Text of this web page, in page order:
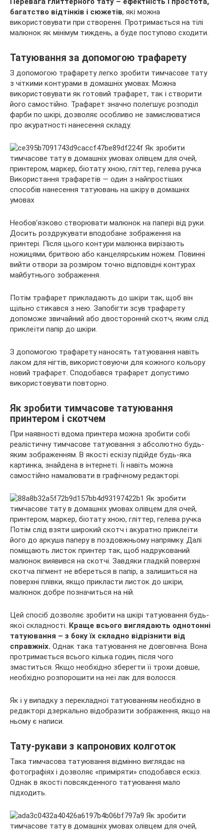
багатство відтінків і сюжетів, які можна
використовувати при створенні. Протримається на тілі
малюнок як мінімум тиждень, а буде поступово сходити.
Татуювання за допомогою трафарету
З допомогою трафарету легко зробити тимчасове тату
з чіткими контурами в домашніх умовах. Можна
використовувати як готовий трафарет, так і створити
його самостійно. Трафарет значно полегшує розподіл
фарби по шкірі, дозволяє особливо не замислюватися
про акуратності нанесення складу.
Використання трафаретів — один з найпростіших
способів нанесення татуювань на шкіру в домашніх
умовах
Необов’язково створювати малюнок на папері від руки.
Досить роздрукувати вподобане зображення на
принтері. Після цього контури малюнка вирізають
ножицями, бритвою або канцелярським ножем. Повинні
вийти отвори за розміром точно відповідні контурах
майбутнього зображення.
Потім трафарет прикладають до шкіри так, щоб він
щільно стикався з нею. Запобігти зсув трафарету
допоможе звичайний або двосторонній скотч, яким слід
приклеїти папір до шкіри.
З допомогою трафарету наносять татуювання навіть
лаком для нігтів, використовуючи для кожного кольору
новий трафарет. Сподобався трафарет допустимо
використовувати повторно.
Як зробити тимчасове татуювання
принтером і скотчем
При наявності вдома принтера можна зробити собі
реалістичну тимчасове татуювання з абсолютно будь-
яким зображенням. В якості ескізу підійде будь-яка
картинка, знайдена в інтернеті. Її навіть можна
самостійно намалювати в графічному редакторі.
Потім слід взяти широкий скотч і акуратно приклеїти
його до аркуша паперу в поздовжньому напрямку. Далі
поміщають листок принтер так, щоб надрукований
малюнок виявився на скотчі. Завдяки гладкій поверхні
скотча пігмент не вбереться в папір, а залишиться на
поверхні плівки, якщо прикласти листок до шкіри,
малюнок добре позначиться на ній.
Цей спосіб дозволяє зробити на шкірі татуювання будь-
якої складності. Краще всього виглядають однотонні
татуювання – з боку їх складно відрізнити від
справжніх. Однак така татуювання не довговічна. Вона
протримається всього кілька годин, після чого
змаститься. Якщо необхідно зберегти її трохи довше,
необхідно розпорошити на неї лак для волосся.
Як і у випадку з перекладної татуюванням необхідно в
редакторі дзеркально відобразити зображення, якщо на
ньому є написи.
Тату-рукави з капронових колготок
Така тимчасова татуювання відмінно виглядає на
фотографіях і дозволяє «приміряти» сподобався ескіз.
Однак в якості повсякденного татуювання мало
підходить.